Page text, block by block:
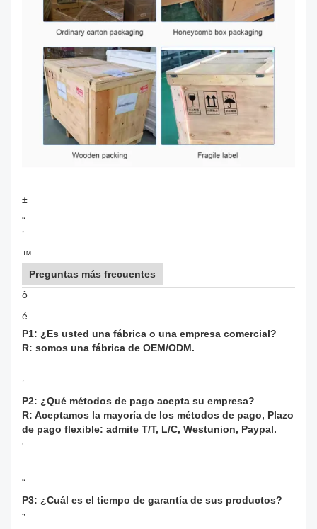
±
“
’
™
Preguntas más frecuentes
ô
é
P1: ¿Es usted una fábrica o una empresa comercial?
R: somos una fábrica de OEM/ODM.
’
P2: ¿Qué métodos de pago acepta su empresa?
R: Aceptamos la mayoría de los métodos de pago, Plazo
de pago flexible: admite T/T, L/C, Westunion, Paypal.
'
“
P3: ¿Cuál es el tiempo de garantía de sus productos?
”